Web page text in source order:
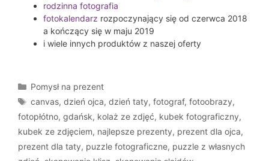
rodzinna fotografia
fotokalendarz rozpoczynający się od czerwca 2018
a kończący się w maju 2019
i wiele innych produktów z naszej oferty
Kategorie
Pomysł na prezent
Tagi
canvas,dzień ojca,dzień taty,fotograf,fotoobrazy,
fotopłótno, gdańsk, kolaż ze zdjęć, kubek fotograficzny,
kubek ze zdjęciem, najlepsze prezenty, prezent dla ojca,
prezent dla taty, puzzle fotograficzne, puzzle z własnych